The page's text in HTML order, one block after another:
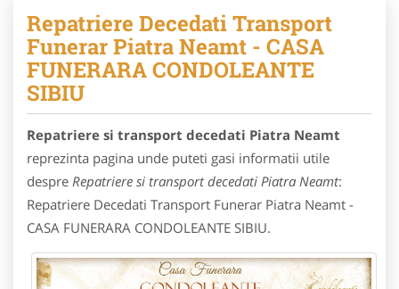
Repatriere Decedati Transport
Funerar Piatra Neamt - CASA
FUNERARA CONDOLEANTE
SIBIU
Repatriere si transport decedati Piatra Neamt
reprezinta pagina unde puteti gasi informatii utile
despre Repatriere si transport decedati Piatra Neamt:
Repatriere Decedati Transport Funerar Piatra Neamt -
CASA FUNERARA CONDOLEANTE SIBIU.